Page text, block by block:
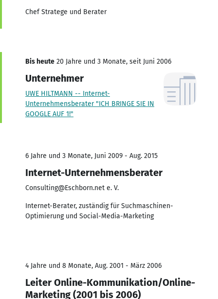
Chef Stratege und Berater
Bis heute 20 Jahre und 3 Monate, seit Juni 2006
Unternehmer
UWE HILTMANN -- Internet-
Unternehmensberater "ICH BRINGE SIE IN
GOOGLE AUF 1!"
6 Jahre und 3 Monate, Juni 2009 - Aug. 2015
Internet-Unternehmensberater
Consulting@Eschborn.net e. V.
Internet-Berater, zuständig für Suchmaschinen-
Optimierung und Social-Media-Marketing
4 Jahre und 8 Monate, Aug. 2001 - März 2006
Leiter Online-Kommunikation/Online-
Marketing (2001 bis 2006)